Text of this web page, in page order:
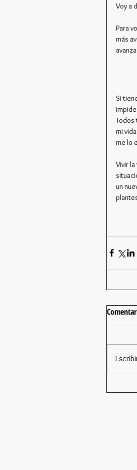
Voy a
Para
más
Si
Todos
mi
me lo
Vivir
un